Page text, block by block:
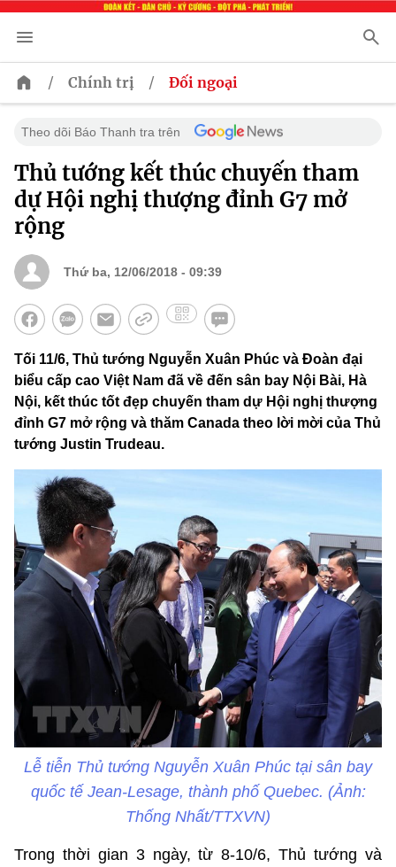
/ Chính trị / Đối ngoại
Theo dõi Báo Thanh tra trên
Thủ tướng kết thúc chuyến tham
dự Hội nghị thượng đỉnh G7 mở
rộng
Thứ ba, 12/06/2018 - 09:39
Tối 11/6, Thủ tướng Nguyễn Xuân Phúc và Đoàn đại
biểu cấp cao Việt Nam đã về đến sân bay Nội Bài, Hà
Nội, kết thúc tốt đẹp chuyến tham dự Hội nghị thượng
đỉnh G7 mở rộng và thăm Canada theo lời mời của Thủ
tướng Justin Trudeau.
Lễ tiễn Thủ tướng Nguyễn Xuân Phúc tại sân bay
quốc tế Jean-Lesage, thành phố Quebec. (Ảnh:
Thống Nhất/TTXVN)
Trong thời gian 3 ngày, từ 8-10/6, Thủ tướng và